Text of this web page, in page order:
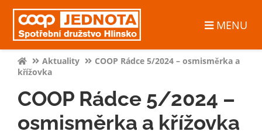
MENU
Aktuality
COOP Rádce 5/2024 – osmisměrka a
křížovka
COOP Rádce 5/2024 –
osmisměrka a křížovka